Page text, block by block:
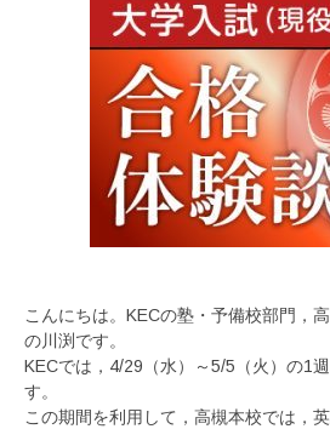
こんにちは。KECの塾・予備校部門，
の川渕です。
KECでは，4/29（水）～5/5（火）の1
す。
この期間を利用して，高槻本校では，